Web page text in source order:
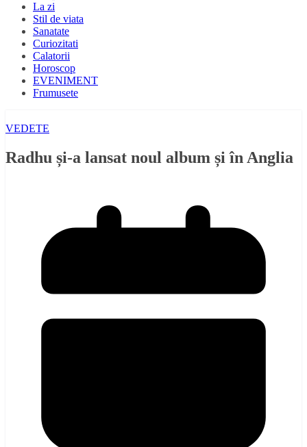
La zi
Stil de viata
Sanatate
Curiozitati
Calatorii
Horoscop
EVENIMENT
Frumusete
VEDETE
Radhu și-a lansat noul album și în Anglia